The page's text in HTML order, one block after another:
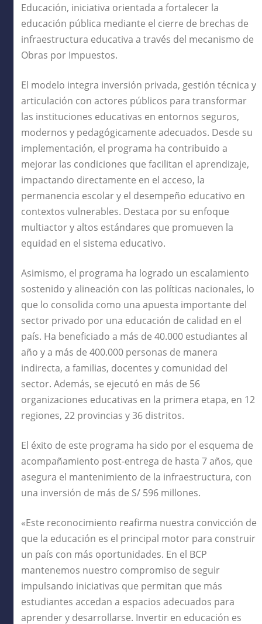
Educación, iniciativa orientada a fortalecer la
educación pública mediante el cierre de brechas de
infraestructura educativa a través del mecanismo de
Obras por Impuestos.
El modelo integra inversión privada, gestión técnica y
articulación con actores públicos para transformar
las instituciones educativas en entornos seguros,
modernos y pedagógicamente adecuados. Desde su
implementación, el programa ha contribuido a
mejorar las condiciones que facilitan el aprendizaje,
impactando directamente en el acceso, la
permanencia escolar y el desempeño educativo en
contextos vulnerables. Destaca por su enfoque
multiactor y altos estándares que promueven la
equidad en el sistema educativo.
Asimismo, el programa ha logrado un escalamiento
sostenido y alineación con las políticas nacionales, lo
que lo consolida como una apuesta importante del
sector privado por una educación de calidad en el
país. Ha beneficiado a más de 40.000 estudiantes al
año y a más de 400.000 personas de manera
indirecta, a familias, docentes y comunidad del
sector. Además, se ejecutó en más de 56
organizaciones educativas en la primera etapa, en 12
regiones, 22 provincias y 36 distritos.
El éxito de este programa ha sido por el esquema de
acompañamiento post-entrega de hasta 7 años, que
asegura el mantenimiento de la infraestructura, con
una inversión de más de S/ 596 millones.
«Este reconocimiento reafirma nuestra convicción de
que la educación es el principal motor para construir
un país con más oportunidades. En el BCP
mantenemos nuestro compromiso de seguir
impulsando iniciativas que permitan que más
estudiantes accedan a espacios adecuados para
aprender y desarrollarse. Invertir en educación es